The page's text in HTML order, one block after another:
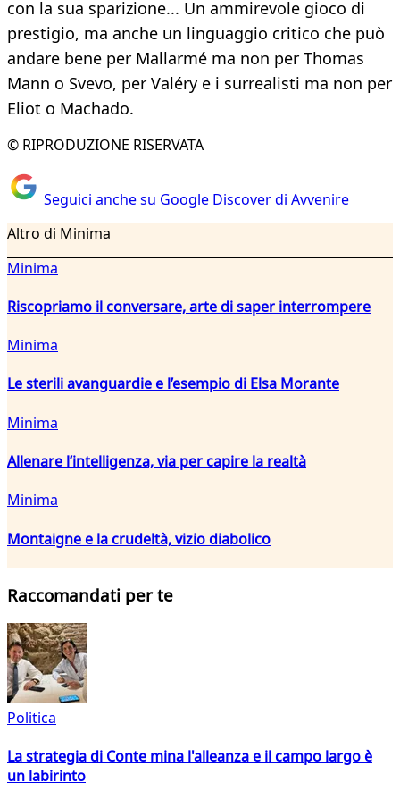
con la sua sparizione... Un ammirevole gioco di
prestigio, ma anche un linguaggio critico che può
andare bene per Mallarmé ma non per Thomas
Mann o Svevo, per Valéry e i surrealisti ma non per
Eliot o Machado.
© RIPRODUZIONE RISERVATA
Seguici anche su Google Discover di Avvenire
Altro di Minima
Minima
Riscopriamo il conversare, arte di saper interrompere
Minima
Le sterili avanguardie e l’esempio di Elsa Morante
Minima
Allenare l’intelligenza, via per capire la realtà
Minima
Montaigne e la crudeltà, vizio diabolico
Raccomandati per te
Politica
La strategia di Conte mina l'alleanza e il campo largo è
un labirinto